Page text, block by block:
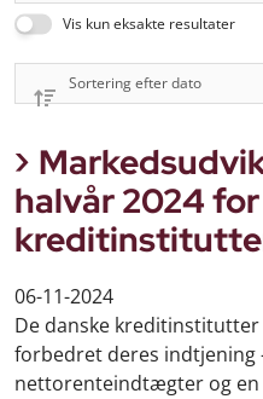
Vis kun eksakte resultater
halvår 2024 for
06-11-2024
De danske
forbedret deres
nettorenteindtægter og en